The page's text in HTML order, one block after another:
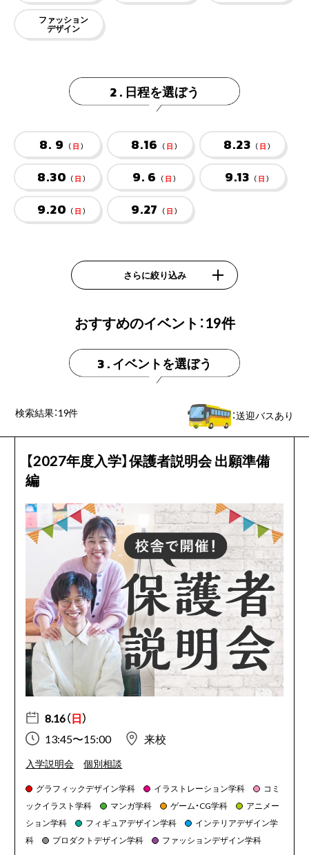
ファッション
デザイン
2 . 日程を選ぼう
8. 9 （日 ） 8.16 （日 ） 8.23 （日 ）
8.30 （ 日） 9. 6 （ 日） 9.13 （ 日）
9.20 （ 日） 9.27 （ 日）
さらに絞り込み
おすすめのイベント：19件
3 .イベントを選ぼう
検索結果：19件 ：送迎バスあり
【2027年度入学】保護者説明会 出願準備
編
8.16（日）
13:45〜15:00
来校
入学説明会 個別相談
グラフィックデザイン学科 イラストレーション学科
コミ
ックイラスト学科
マンガ学科 ゲーム・CG学科
アニメー
ション学科
フィギュアデザイン学科
インテリアデザイン学
科
プロダクトデザイン学科 ファッションデザイン学科